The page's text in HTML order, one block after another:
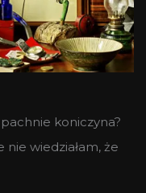
koniczyna?
nie wiedziałam, że